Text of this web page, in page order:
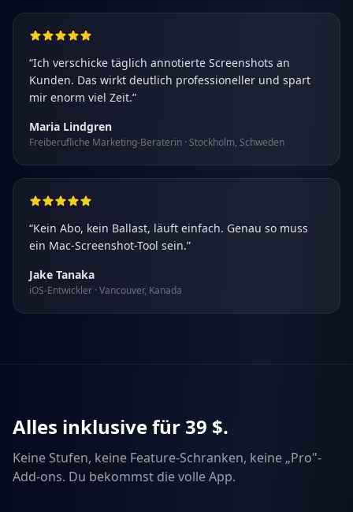
“Ich verschicke täglich annotierte Screenshots an
Kunden. Das wirkt deutlich professioneller und spart
mir enorm viel Zeit.”
Maria Lindgren
Freiberufliche Marketing-Beraterin · Stockholm, Schweden
“Kein Abo, kein Ballast, läuft einfach. Genau so muss
ein Mac-Screenshot-Tool sein.”
Jake Tanaka
iOS-Entwickler · Vancouver, Kanada
Alles inklusive für 39 $.
Keine Stufen, keine Feature-Schranken, keine „Pro"-
Add-ons. Du bekommst die volle App.